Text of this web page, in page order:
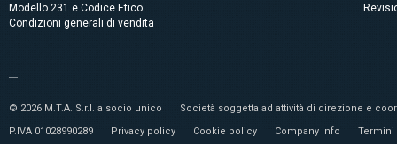
Modello 231 e Codice Etico
Condizioni generali di vendita
© 2026 M.T.A. S.r.l. a socio unico
Società soggetta ad attività di direzione e
P.IVA 01028990289
Privacy policy Cookie policy Company Info Termini